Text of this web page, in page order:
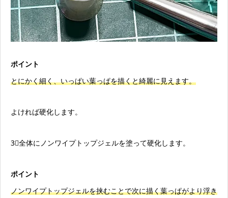
ポイント
とにかく細く、いっぱい葉っぱを描くと綺麗に見えます。
よければ硬化します。
3⃣全体にノンワイプトップジェルを塗って硬化します。
ポイント
ノンワイプトップジェルを挟むことで次に描く葉っぱがより浮き